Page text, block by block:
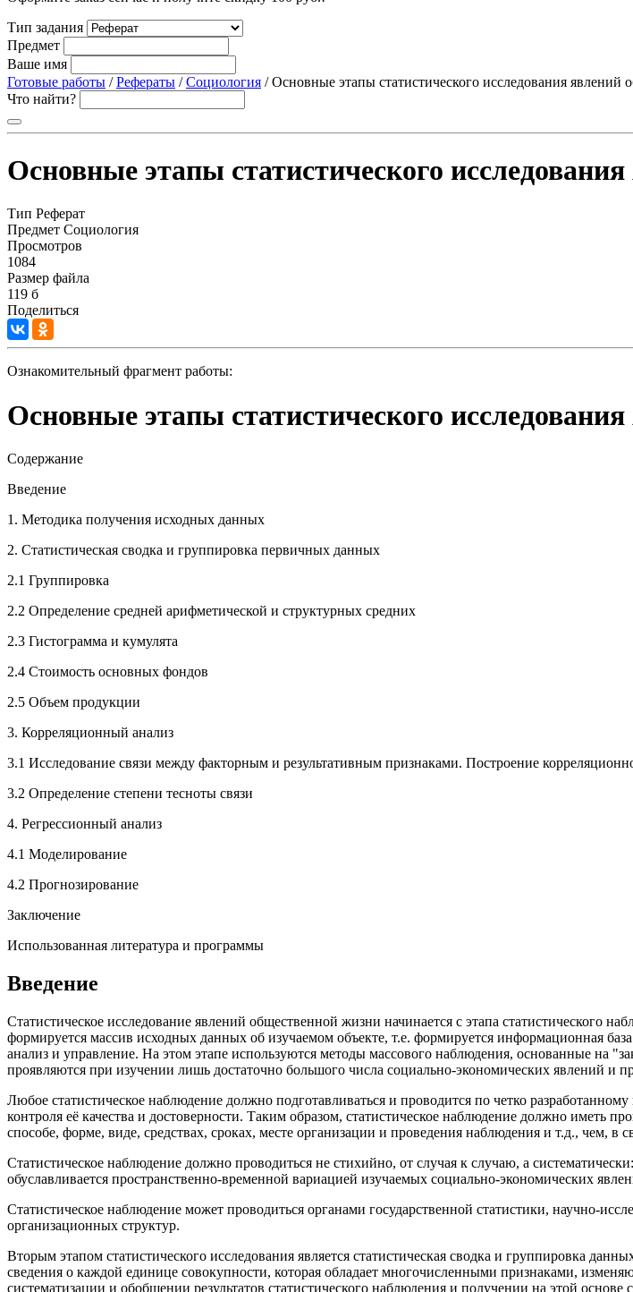
Тип задания
Предмет
Ваше имя
Готовые работы /Рефераты /Социология / Основные этапы статистического исследования явлений
Что найти?
Основные этапы статистического
Тип Реферат
Предмет Социология
Просмотров
1084
Размер файла
119 б
Поделиться
Ознакомительный фрагмент работы:
Основные этапы статистического
Содержание
Введение
1. Методика получения исходных данных
2. Статистическая сводка и группировка первичных данных
2.1 Группировка
2.2 Определение средней арифметической и структурных средних
2.3 Гистограмма и кумулята
2.4 Стоимость основных фондов
2.5 Объем продукции
3. Корреляционный анализ
3.1 Исследование связи между факторным и результативным признаками. Построение
3.2 Определение степени тесноты связи
4. Регрессионный анализ
4.1 Моделирование
4.2 Прогнозирование
Заключение
Использованная литература и программы
Введение
Статистическое исследование явлений общественной жизни начинается с этапа статистического
формируется массив исходных данных об изучаемом объекте, т.е. формируется информационная
анализ и управление. На этом этапе используются методы массового наблюдения, основанные на
проявляются при изучении лишь достаточно большого числа социально-экономических явлений и
Любое статистическое наблюдение должно подготавливаться и проводится по четко
контроля её качества и достоверности. Таким образом, статистическое наблюдение должно
способе, форме, виде, средствах, сроках, месте организации и проведения наблюдения и т.д., чем, в
Статистическое наблюдение должно проводиться не стихийно, от случая к случаю, а
обуславливается пространственно-временной вариацией изучаемых социально-экономических
Статистическое наблюдение может проводиться органами государственной статистики, научно-
организационных структур.
Вторым этапом статистического исследования является статистическая сводка и группировка
сведения о каждой единице совокупности, которая обладает многочисленными признаками,
систематизации и обобщении результатов статистического наблюдения и получении на этой